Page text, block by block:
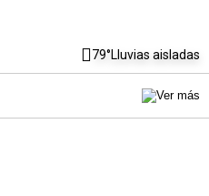
79°Lluvias aisladas